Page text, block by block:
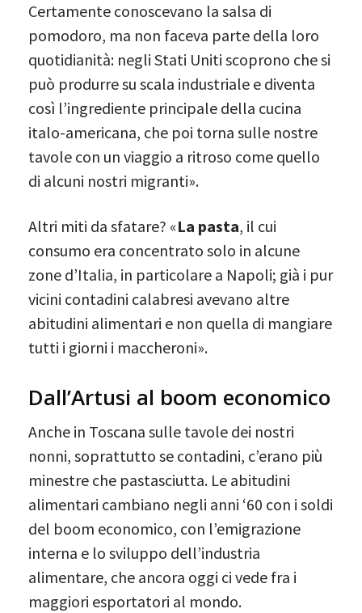
Certamente conoscevano la salsa di
pomodoro, ma non faceva parte della loro
quotidianità: negli Stati Uniti scoprono che si
può produrre su scala industriale e diventa
così l’ingrediente principale della cucina
italo-americana, che poi torna sulle nostre
tavole con un viaggio a ritroso come quello
di alcuni nostri migranti».
Altri miti da sfatare? «La pasta, il cui
consumo era concentrato solo in alcune
zone d’Italia, in particolare a Napoli; già i pur
vicini contadini calabresi avevano altre
abitudini alimentari e non quella di mangiare
tutti i giorni i maccheroni».
Dall’Artusi al boom economico
Anche in Toscana sulle tavole dei nostri
nonni, soprattutto se contadini, c’erano più
minestre che pastasciutta. Le abitudini
alimentari cambiano negli anni ‘60 con i soldi
del boom economico, con l’emigrazione
interna e lo sviluppo dell’industria
alimentare, che ancora oggi ci vede fra i
maggiori esportatori al mondo.